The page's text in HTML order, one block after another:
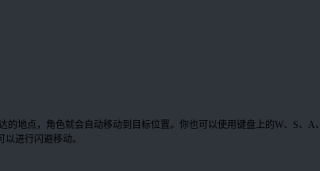
地点，角色就会自动移动到目标位置。你也可以使用键盘上的W、S、A、
进行闪避移动。